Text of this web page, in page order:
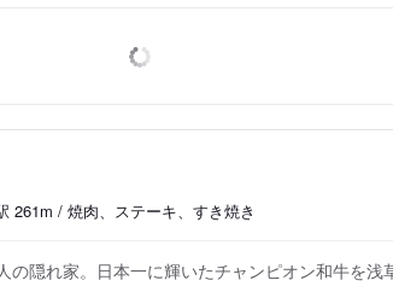
261m / 焼肉、ステーキ、すき焼き
隠れ家。日本一に輝いたチャンピオン和牛を浅